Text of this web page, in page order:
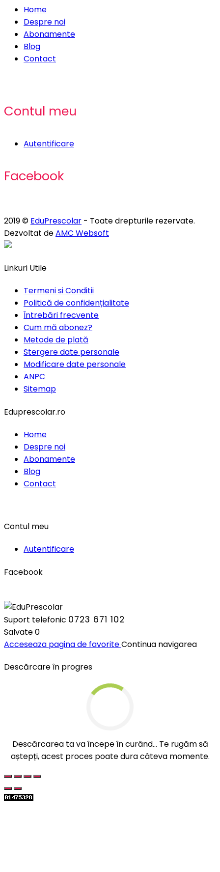
Home
Despre noi
Abonamente
Blog
Contact
Contul meu
Autentificare
Facebook
2019 © EduPrescolar - Toate drepturile rezervate.
Dezvoltat deAMC Websoft
Linkuri Utile
Termeni si Conditii
Politică de confidențialitate
Întrebări frecvente
Cum mă abonez?
Metode de plată
Stergere date personale
Modificare date personale
ANPC
Sitemap
Eduprescolar.ro
Home
Despre noi
Abonamente
Blog
Contact
Contul meu
Autentificare
Facebook
Suport telefonic 0723 671 102
Salvate0
Acceseaza pagina de favoriteContinua navigarea
Descărcare în progres
Descărcarea ta va începe în curând... Te rugăm să
aștepți, acest proces poate dura câteva momente.